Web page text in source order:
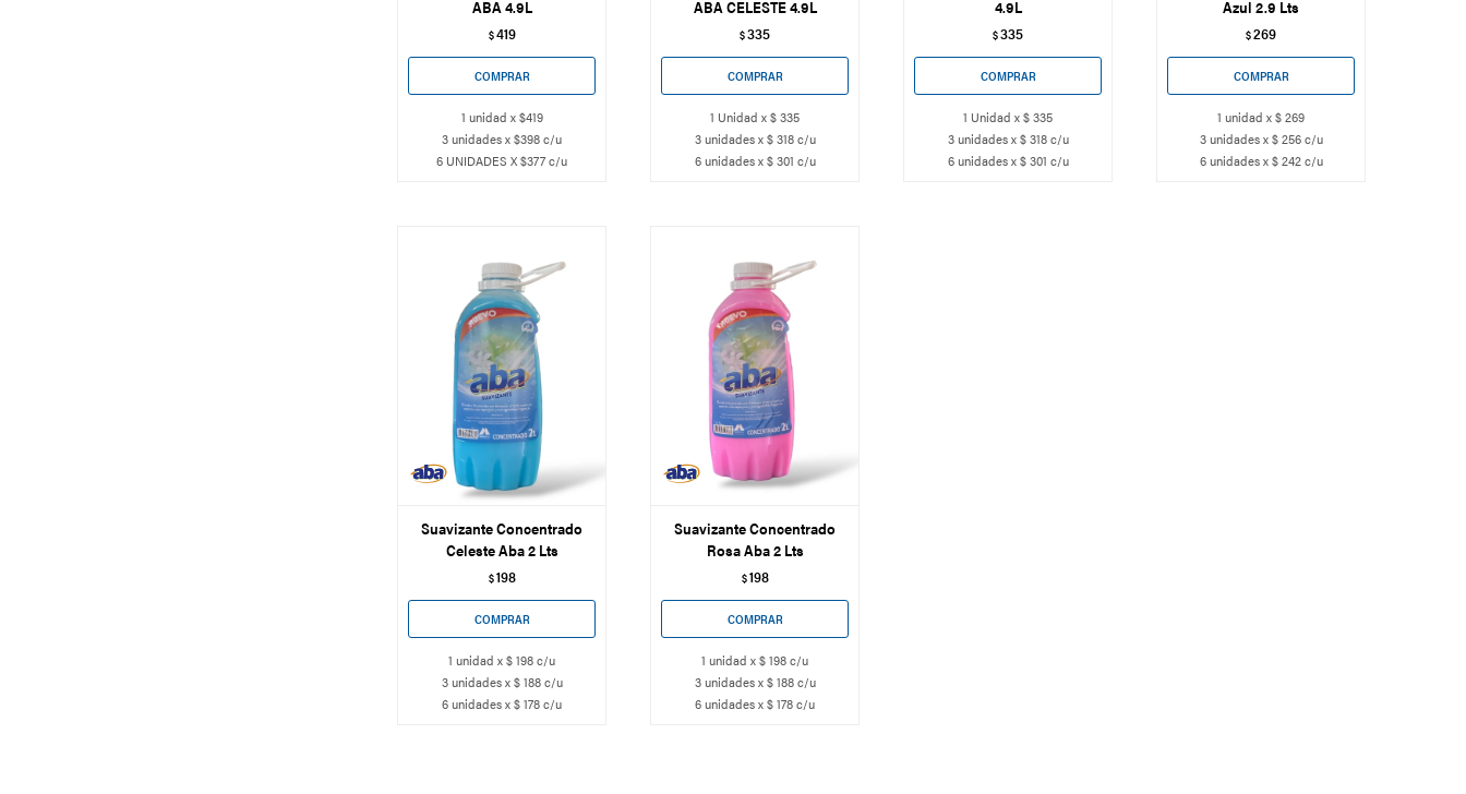
ABA 4.9L
$419
1 unidad x $419
3 unidades x $398 c/u
6 UNIDADES X $377 c/u
ABA CELESTE 4.9L
$335
1 Unidad x $ 335
3 unidades x $ 318 c/u
6 unidades x $ 301 c/u
4.9L
$335
1 Unidad x $ 335
3 unidades x $ 318 c/u
6 unidades x $ 301 c/u
Azul 2.9 Lts
$269
1 unidad x $ 269
3 unidades x $ 256 c/u
6 unidades x $ 242 c/u
Suavizante Concentrado
Celeste Aba 2 Lts
$198
1 unidad x $ 198 c/u
3 unidades x $ 188 c/u
6 unidades x $ 178 c/u
Suavizante Concentrado
Rosa Aba 2 Lts
$198
1 unidad x $ 198 c/u
3 unidades x $ 188 c/u
6 unidades x $ 178 c/u